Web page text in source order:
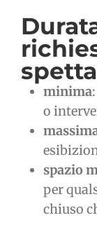
minima
o
spazio
per
chiuso